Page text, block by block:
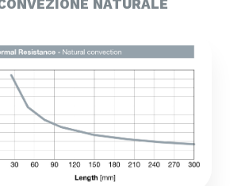
NATURALE